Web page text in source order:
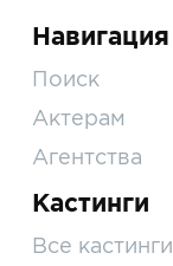
Навигация
Поиск
Актерам
Агентства
Кастинги
Все кастинги